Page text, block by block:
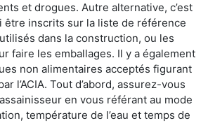
et drogues. Autre alternative, c’est
être inscrits sur la liste de référence
dans la construction, ou les
faire les emballages. Il y a également
non alimentaires acceptés figurant
l’ACIA. Tout d’abord, assurez-vous
en vous référant au mode
température de l’eau et temps de